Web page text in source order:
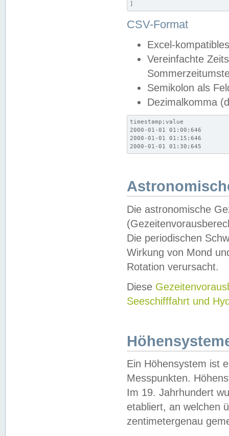
]
CSV-Format
Excel-
Vereinfachte
Semikolon als
Dezimalkomma
timestamp;value
2000-01-01 01:00;646
2000-01-01 01:15;646
2000-01-01 01:30;645
Die astronomische
Die periodischen
Wirkung von Mond
Rotation verursacht.
Diese
Seeschifffahrt und
Ein Höhensystem ist
Messpunkten.
Im 19. Jahrhundert
etabliert, an welchen
zentimetergenau